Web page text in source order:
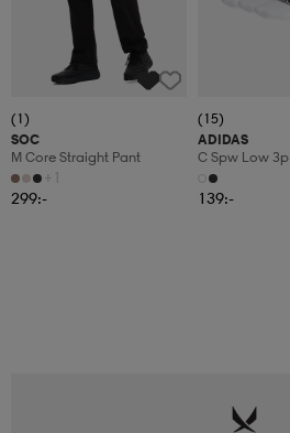
(1)
SOC
M Core Straight Pant
+1
299:-
(15)
ADIDAS
C Spw Low 3p
139:-